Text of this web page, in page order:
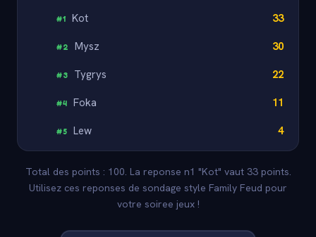
#1 Kot 33
#2 Mysz 30
#3 Tygrys 22
#4 Foka 11
#5 Lew 4
Total des points : 100. La reponse n1 "Kot" vaut 33 points.
Utilisez ces reponses de sondage style Family Feud pour
votre soiree jeux !